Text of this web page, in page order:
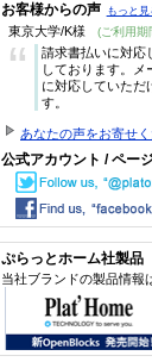
お客様からの声 もっと見
東京大学/K様 (ご利用期
“
請求書払いに対応
しております。メ
に対応していただ
す。
あなたの声をお寄せ
公式アカウント / ペー
ぷらっとホーム社製品
当社ブランドの製品情報